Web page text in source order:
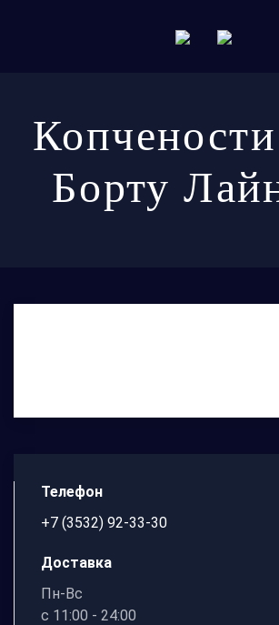
Борту
Телефон
+7 (3532) 92-33-30
Доставка
Пн-Вc
с 11:00 - 24:00